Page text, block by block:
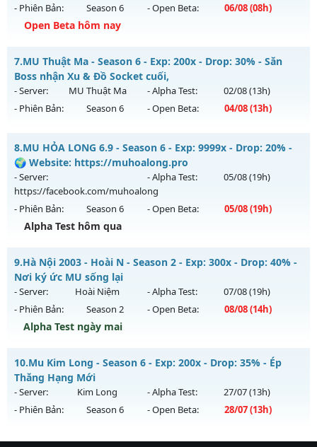
Exp: 200x - Drop: 20%
Kiểu reset: Reset In Game
Antihack: AntiShark
- Phiên Bản:
Season 6 - Open Beta: 06/08(08h)
Open Beta hôm nay
Mu Trường Tồn - RESET AUTO - EVENT CÔNG THÀNH HAY
Mu mới ra tháng 08 2026 - Mở máy chủ
ngày 06/08/2626
Exp: 9999x - Drop: 90%
Thể loại: Mu Nguyên bản Webzen
Antihack: ICMPROTECT ✅ 🔴 ✨ ⚡️
7.MU Thuật Ma - Season 6 - Exp: 200x - Drop: 30% - Săn
Boss nhận Xu & Đồ Socket cuối,
- Server: MU Thuật Ma - Alpha Test: 02/08(13h)
- Phiên Bản:
Season 6 - Open Beta: 04/08(13h)
MU Thuật Ma - Săn Boss nhận Xu & Đồ Socket cuối,
Mu mới ra tháng 08 2026 - Mở máy chủ
13h ngày 04/08/2626
Exp: 200x - Drop: 30%
Kiểu reset: Reset In Game
Antihack: VietGuard
8.MU HỎA LONG 6.9 - Season 6 - Exp: 9999x - Drop: 20% -
🌍 Website: https://muhoalong.pro
- Server:
https://facebook.com/muhoalong
- Alpha Test: 05/08(19h)
- Phiên Bản: Season 6 - Open Beta: 05/08(19h)
Alpha Test hôm qua
MU HỎA LONG 6.9 - 🌍 Website: https://muhoalong.pro
Mu mới ra tháng 08 2026 - Mở máy chủ
https://facebook.com/muhoalongvào 19h ngày
05/08/2626
Exp: 9999x - Drop: 20%
Thể loại: Mu Nguyên bản Webzen
Antihack: XShield
9.Hà Nội 2003 - Hoài N - Season 2 - Exp: 300x - Drop: 40% -
Nơi ký ức MU sống lại
- Server: Hoài Niệm - Alpha Test: 07/08(19h)
- Phiên Bản:
Season 2 - Open Beta: 08/08(14h)
Alpha Test ngày mai
Hà Nội 2003 - Hoài N - Nơi ký ức MU sống lại
Mu mới ra tháng 08 2026 - Mở máy chủ
ngày 08/08/2626
Exp: 300x - Drop: 40%
10.Mu Kim Long - Season 6 - Exp: 200x - Drop: 35% - Ép
Thăng Hạng Mới
- Server: Kim Long - Alpha Test: 27/07(13h)
- Phiên Bản:
Season 6 - Open Beta: 28/07(13h)
Mu Kim Long - Ép Thăng Hạng Mới